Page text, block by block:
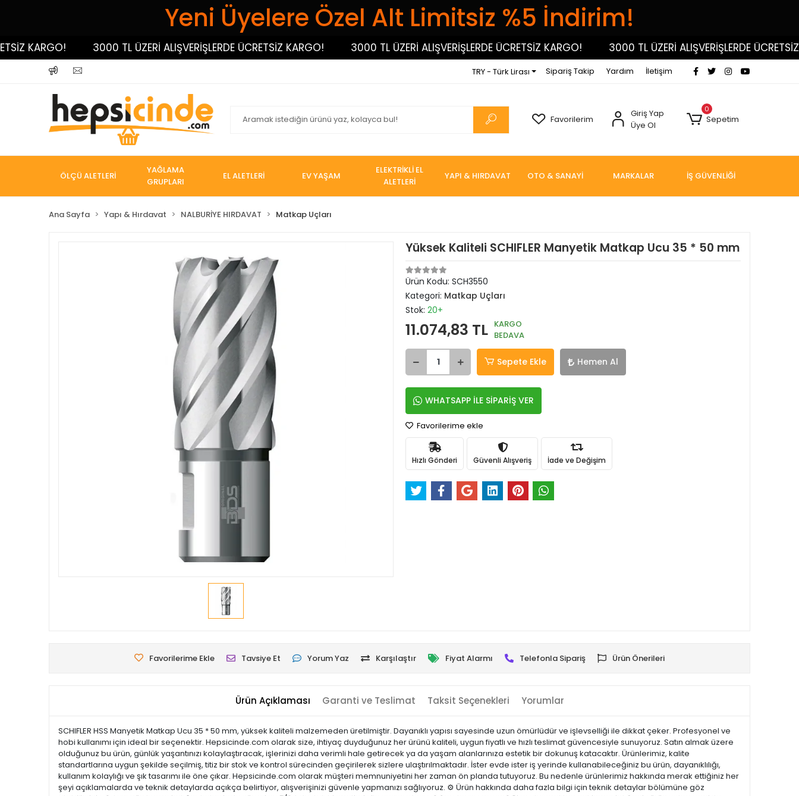
Yeni Üyelere Özel Alt Limitsiz %5 İndirim!
KARGO! 3000 TL ÜZERİ ALIŞVERİŞLERDE ÜCRETSİZ KARGO! 3000 TL ÜZERİ ALIŞVERİŞLERDE ÜCRETSİZ KARGO! 3000 TL ÜZERİ ALIŞVERİŞLERDE ÜCRETSİZ
TRY - Türk Lirası Sipariş Takip Yardım İletişim
Favorilerim
Giriş Yap
Üye Ol
0
Sepetim
ÖLÇÜ ALETLERİ
YAĞLAMA
GRUPLARI
EL ALETLERİ EV YAŞAM
ELEKTRİKLİ EL
ALETLERİ
YAPI & HIRDAVAT OTO & SANAYİ MARKALAR İŞ GÜVENLİĞİ
Ana Sayfa Yapı & Hırdavat NALBURİYE HIRDAVAT Matkap Uçları
Yüksek Kaliteli SCHIFLER Manyetik Matkap Ucu 35 * 50 mm
Ürün Kodu: SCH3550
Kategori: Matkap Uçları
Stok: 20+
11.074,83 TL KARGO
BEDAVA
Sepete Ekle Hemen Al
WHATSAPP İLE SİPARİŞ VER
Favorilerime ekle
Hızlı Gönderi Güvenli Alışveriş İade ve Değişim
Favorilerime Ekle Tavsiye Et Yorum Yaz Karşılaştır Fiyat Alarmı Telefonla Sipariş Ürün Önerileri
Ürün Açıklaması Garanti ve Teslimat Taksit Seçenekleri Yorumlar
SCHIFLER HSS Manyetik Matkap Ucu 35 * 50 mm, yüksek kaliteli malzemeden üretilmiştir. Dayanıklı yapısı sayesinde uzun ömürlüdür ve işlevselliği ile dikkat çeker. Profesyonel ve
hobi kullanımı için ideal bir seçenektir. Hepsicinde.com olarak size, ihtiyaç duyduğunuz her ürünü kaliteli, uygun fiyatlı ve hızlı teslimat güvencesiyle sunuyoruz. Satın almak üzere
olduğunuz bu ürün, günlük yaşantınızı kolaylaştıracak, işlerinizi daha verimli hale getirecek ya da yaşam alanlarınıza estetik bir dokunuş katacaktır. Ürünlerimiz, kalite
standartlarına uygun şekilde seçilmiş, titiz bir stok ve kontrol sürecinden geçirilerek sizlere ulaştırılmaktadır. İster evde ister iş yerinde kullanabileceğiniz bu ürün, dayanıklılığı,
kullanım kolaylığı ve şık tasarımı ile öne çıkar. Hepsicinde.com olarak müşteri memnuniyetini her zaman ön planda tutuyoruz. Bu nedenle ürünlerimiz hakkında merak ettiğiniz her
şeyi açıklamalarda ve teknik detaylarda açıkça belirtiyor, alışverişinizi güvenle yapmanızı sağlıyoruz. ⚙️ Ürün hakkında daha fazla bilgi için teknik detaylar bölümüne göz